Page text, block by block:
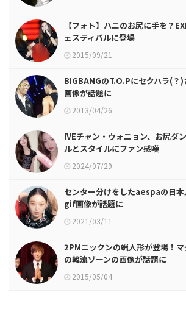
【フォト】ハニのお尻に手を？
ェスティバルに登場
2015/09/21
BIGBANGのT.O.Pにセクハラ(
画像が話題に
2013/04/26
IVEチャン・ウォニョン、お尻ダ
ルとスタイルにファン感嘆
2024/07/29
センター分けをしたaespaの日
gif画像が話題に
2021/03/11
2PMニックンの蝋人形が登場！
の韓流ゾーンの画像が話題に
2015/05/04